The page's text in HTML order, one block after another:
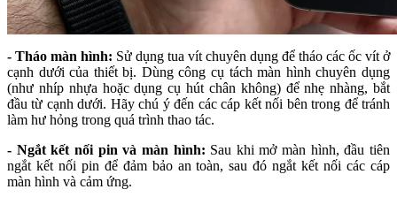
- Tháo màn hình: Sử dụng tua vít chuyên dụng để tháo các ốc vít ở
cạnh dưới của thiết bị. Dùng công cụ tách màn hình chuyên dụng
(như nhíp nhựa hoặc dụng cụ hút chân không) để nhẹ nhàng, bắt
đầu từ cạnh dưới. Hãy chú ý đến các cáp kết nối bên trong để tránh
làm hư hỏng trong quá trình thao tác.
- Ngắt kết nối pin và màn hình: Sau khi mở màn hình, đầu tiên
ngắt kết nối pin để đảm bảo an toàn, sau đó ngắt kết nối các cáp
màn hình và cảm ứng.